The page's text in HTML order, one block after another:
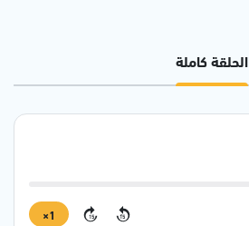
الحلقة كاملة
15
15
1×